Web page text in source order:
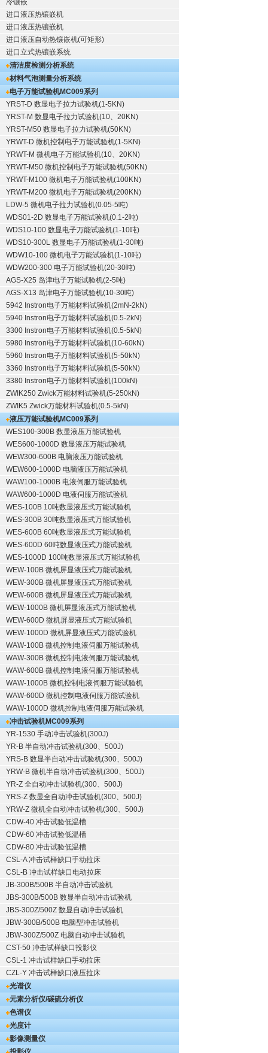
冷镶嵌
进口液压热镶嵌机
进口液压热镶嵌机
进口液压自动热镶嵌机(可矩形)
进口立式热镶嵌系统
清洁度检测分析系统
材料气泡测量分析系统
电子万能试验机MC009系列
YRST-D 数显电子拉力试验机(1-5KN)
YRST-M 数显电子拉力试验机(10、20KN)
YRST-M50 数显电子拉力试验机(50KN)
YRWT-D 微机控制电子万能试验机(1-5KN)
YRWT-M 微机电子万能试验机(10、20KN)
YRWT-M50 微机控制电子万能试验机(50KN)
YRWT-M100 微机电子万能试验机(100KN)
YRWT-M200 微机电子万能试验机(200KN)
LDW-5 微机电子拉力试验机(0.05-5吨)
WDS01-2D 数显电子万能试验机(0.1-2吨)
WDS10-100 数显电子万能试验机(1-10吨)
WDS10-300L 数显电子万能试验机(1-30吨)
WDW10-100 微机电子万能试验机(1-10吨)
WDW200-300 电子万能试验机(20-30吨)
AGS-X25 岛津电子万能试验机(2-5吨)
AGS-X13 岛津电子万能试验机(10-30吨)
5942 Instron电子万能材料试验机(2mN-2kN)
5940 Instron电子万能材料试验机(0.5-2kN)
3300 Instron电子万能材料试验机(0.5-5kN)
5980 Instron电子万能材料试验机(10-60kN)
5960 Instron电子万能材料试验机(5-50kN)
3360 Instron电子万能材料试验机(5-50kN)
3380 Instron电子万能材料试验机(100kN)
ZWIK250 Zwick万能材料试验机(5-250kN)
ZWIK5 Zwick万能材料试验机(0.5-5kN)
液压万能试验机MC009系列
WES100-300B 数显液压万能试验机
WES600-1000D 数显液压万能试验机
WEW300-600B 电脑液压万能试验机
WEW600-1000D 电脑液压万能试验机
WAW100-1000B 电液伺服万能试验机
WAW600-1000D 电液伺服万能试验机
WES-100B 10吨数显液压式万能试验机
WES-300B 30吨数显液压式万能试验机
WES-600B 60吨数显液压式万能试验机
WES-600D 60吨数显液压式万能试验机
WES-1000D 100吨数显液压式万能试验机
WEW-100B 微机屏显液压式万能试验机
WEW-300B 微机屏显液压式万能试验机
WEW-600B 微机屏显液压式万能试验机
WEW-1000B 微机屏显液压式万能试验机
WEW-600D 微机屏显液压式万能试验机
WEW-1000D 微机屏显液压式万能试验机
WAW-100B 微机控制电液伺服万能试验机
WAW-300B 微机控制电液伺服万能试验机
WAW-600B 微机控制电液伺服万能试验机
WAW-1000B 微机控制电液伺服万能试验机
WAW-600D 微机控制电液伺服万能试验机
WAW-1000D 微机控制电液伺服万能试验机
冲击试验机MC009系列
YR-1530 手动冲击试验机(300J)
YR-B 半自动冲击试验机(300、500J)
YRS-B 数显半自动冲击试验机(300、500J)
YRW-B 微机半自动冲击试验机(300、500J)
YR-Z 全自动冲击试验机(300、500J)
YRS-Z 数显全自动冲击试验机(300、500J)
YRW-Z 微机全自动冲击试验机(300、500J)
CDW-40 冲击试验低温槽
CDW-60 冲击试验低温槽
CDW-80 冲击试验低温槽
CSL-A 冲击试样缺口手动拉床
CSL-B 冲击试样缺口电动拉床
JB-300B/500B 半自动冲击试验机
JBS-300B/500B 数显半自动冲击试验机
JBS-300Z/500Z 数显自动冲击试验机
JBW-300B/500B 电脑型冲击试验机
JBW-300Z/500Z 电脑自动冲击试验机
CST-50 冲击试样缺口投影仪
CSL-1 冲击试样缺口手动拉床
CZL-Y 冲击试样缺口液压拉床
光谱仪
元素分析仪/碳硫分析仪
色谱仪
光度计
影像测量仪